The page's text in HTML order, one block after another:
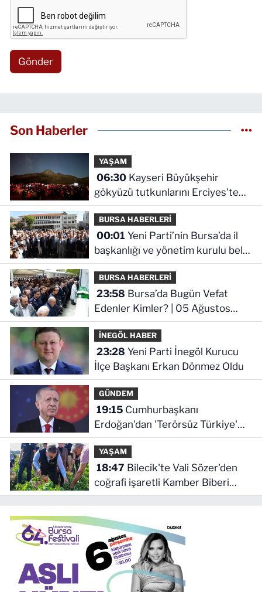
Gönder
Son Haberler
YAŞAM
06:30Kayseri Büyükşehir
gökyüzü tutkunlarını Erciyes'te
buluşturacak
BURSA HABERLERİ
00:01
başkanlığı ve yönetim kurulu belli
oldu
BURSA HABERLERİ
23:58
Edenler Kimler? | 05 Ağustos
2026 Çarşamba
İNEGÖL HABER
23:28
İlçe Başkanı Erkan Dönmez Oldu
GÜNDEM
19:15Cumhurbaşkanı
Erdoğan'dan 'Terörsüz Türkiye'
mesajı
YAŞAM
18:47
coğrafi işaretli Kamber Biberi
hasadı